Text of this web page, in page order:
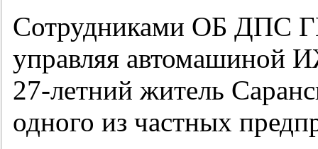
Сотрудниками ОБ ДПС
управляя автомашиной
27-летний житель
одного из частных